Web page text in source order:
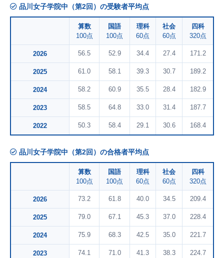
品川女子学院中（第2回）の受験者平均点
算数
100点
国語
100点
理科
60点
社会
60点
四科
320点
2026 56.5 52.9 34.4 27.4 171.2
2025 61.0 58.1 39.3 30.7 189.2
2024 58.2 60.9 35.5 28.4 182.9
2023 58.5 64.8 33.0 31.4 187.7
2022 50.3 58.4 29.1 30.6 168.4
品川女子学院中（第2回）の合格者平均点
算数
100点
国語
100点
理科
60点
社会
60点
四科
320点
2026 73.2 61.8 40.0 34.5 209.4
2025 79.0 67.1 45.3 37.0 228.4
2024 75.9 68.3 42.5 35.0 221.7
2023 74.1 71.0 41.3 38.3 224.7